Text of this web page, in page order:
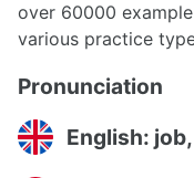
over 60000
various practice
Pronunciation
English: